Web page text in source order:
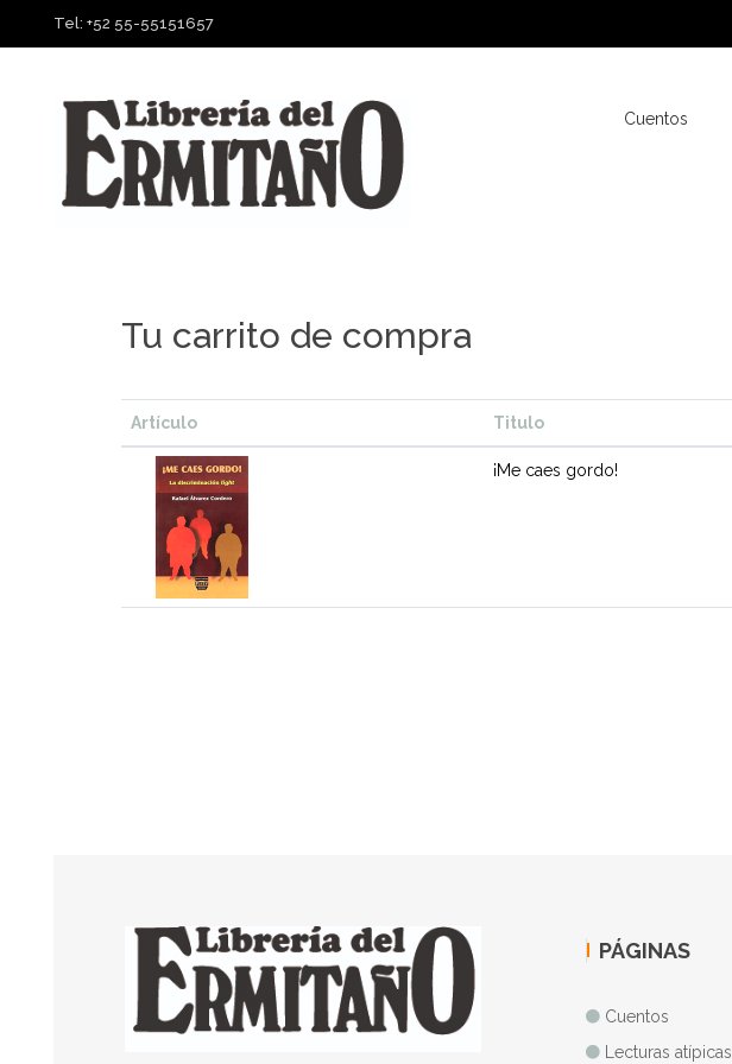
Tel: +52 55-55151657
Cuentos
Tu carrito de compra
Artículo Titulo
¡Me caes gordo!
PÁGINAS
Cuentos
Lecturas atípicas